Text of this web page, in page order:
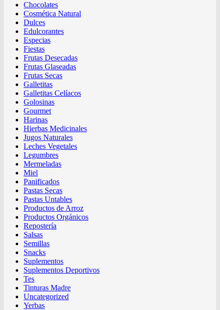
Chocolates
Cosmética Natural
Dulces
Edulcorantes
Especias
Fiestas
Frutas Desecadas
Frutas Glaseadas
Frutas Secas
Galletitas
Galletitas Celíacos
Golosinas
Gourmet
Harinas
Hierbas Medicinales
Jugos Naturales
Leches Vegetales
Legumbres
Mermeladas
Miel
Panificados
Pastas Secas
Pastas Untables
Productos de Arroz
Productos Orgánicos
Repostería
Salsas
Semillas
Snacks
Suplementos
Suplementos Deportivos
Tes
Tinturas Madre
Uncategorized
Yerbas